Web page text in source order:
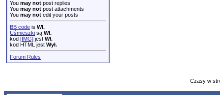
You may not post replies
You may not post attachments
You may not edit your posts
BB code is Wł.
Uśmieszki są Wł.
kod [IMG] jest Wł.
kod HTML jest Wył.
Forum Rules
Czasy w